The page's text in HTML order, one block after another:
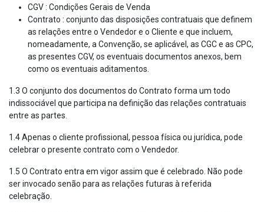
CGV : Condições Gerais de Venda
Contrato : conjunto das disposições contratuais que definem
as relações entre o Vendedor e o Cliente e que incluem,
nomeadamente, a Convenção, se aplicável, as CGC e as CPC,
as presentes CGV, os eventuais documentos anexos, bem
como os eventuais aditamentos.
1.3 O conjunto dos documentos do Contrato forma um todo
indissociável que participa na definição das relações contratuais
entre as partes.
1.4 Apenas o cliente profissional, pessoa física ou jurídica, pode
celebrar o presente contrato com o Vendedor.
1.5 O Contrato entra em vigor assim que é celebrado. Não pode
ser invocado senão para as relações futuras à referida
celebração.